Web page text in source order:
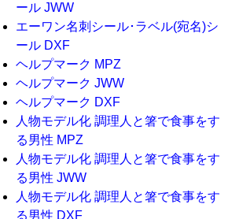
ール JWW
エーワン名刺シール･ラベル(宛名)シ
ール DXF
ヘルプマーク MPZ
ヘルプマーク JWW
ヘルプマーク DXF
人物モデル化 調理人と箸で食事をす
る男性 MPZ
人物モデル化 調理人と箸で食事をす
る男性 JWW
人物モデル化 調理人と箸で食事をす
る男性 DXF